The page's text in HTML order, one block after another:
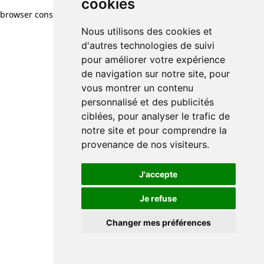
cookies
Nous utilisons des cookies et
d'autres technologies de suivi
pour améliorer votre expérience
de navigation sur notre site, pour
vous montrer un contenu
personnalisé et des publicités
ciblées, pour analyser le trafic de
notre site et pour comprendre la
provenance de nos visiteurs.
J'accepte
Je refuse
Changer mes préférences
browser console for more information)